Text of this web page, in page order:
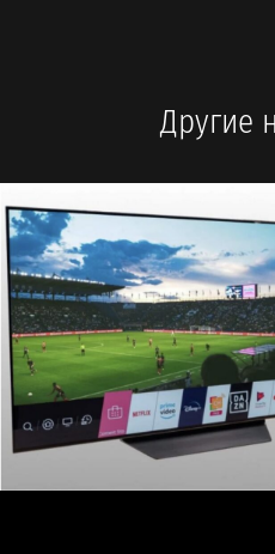
Другие